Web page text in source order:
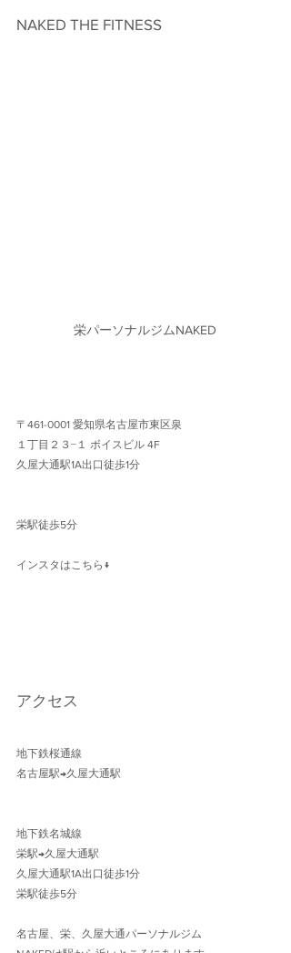
NAKED THE FITNESS
栄パーソナルジムNAKED
〒461-0001 愛知県名古屋市東区泉
１丁目２３−１ ボイスビル 4F
久屋大通駅1A出口徒歩1分
栄駅徒歩5分
インスタはこちら↓
アクセス
地下鉄桜通線
名古屋駅→久屋大通駅
地下鉄名城線
栄駅→久屋大通駅
久屋大通駅1A出口徒歩1分
栄駅徒歩5分
名古屋、栄、久屋大通パーソナルジム